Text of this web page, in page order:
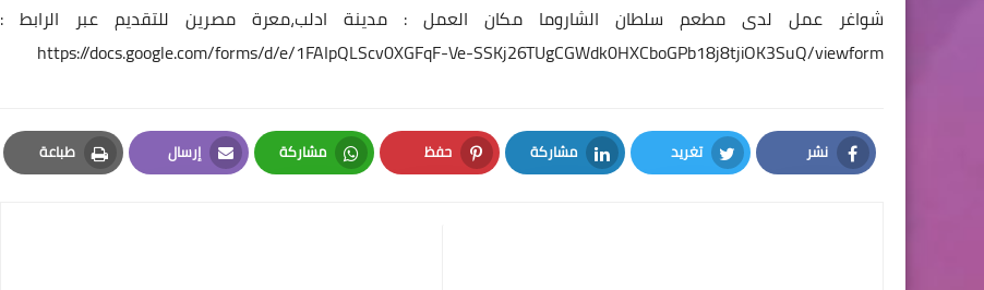
شواغر عمل لدى مطعم سلطان الشاروما مكان العمل : مدينة ادلب،معرة مصرين للتقديم عبر الرابط :
https://docs.google.com/forms/d/e/1FAIpQLScv0XGFqF-Ve-SSKj26TUgCGWdk0HXCboGPb18j8tjiOK3SuQ/viewform
نشر
Facebook
تغريد
Twitter
مشاركة
LinkedIn
حفظ
Pinterest
مشاركة
Whatsapp
إرسال
Email
طباعة
Print